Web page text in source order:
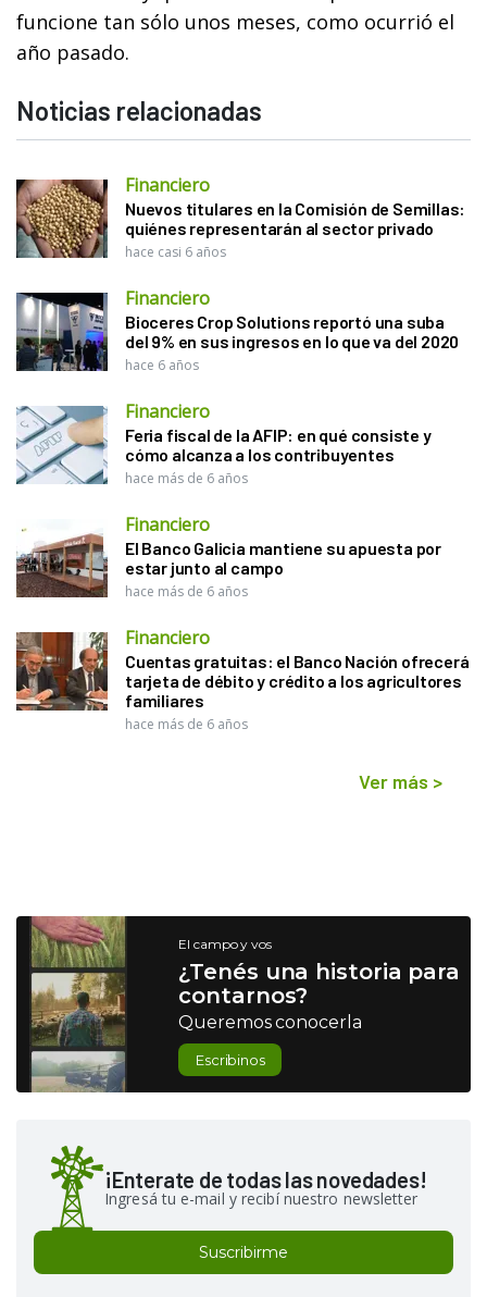
funcione tan sólo unos meses, como ocurrió el
año pasado.
Noticias relacionadas
Financiero
Nuevos titulares en la Comisión de Semillas:
quiénes representarán al sector privado
hace casi 6 años
Financiero
Bioceres Crop Solutions reportó una suba
del 9% en sus ingresos en lo que va del 2020
hace 6 años
Financiero
Feria fiscal de la AFIP: en qué consiste y
cómo alcanza a los contribuyentes
hace más de 6 años
Financiero
El Banco Galicia mantiene su apuesta por
estar junto al campo
hace más de 6 años
Financiero
Cuentas gratuitas: el Banco Nación ofrecerá
tarjeta de débito y crédito a los agricultores
familiares
hace más de 6 años
Ver más >
El campo y vos
¿Tenés una historia para
contarnos?
Queremos conocerla
Escribinos
¡Enterate de todas las novedades!
Ingresá tu e-mail y recibí nuestro newsletter
Suscribirme